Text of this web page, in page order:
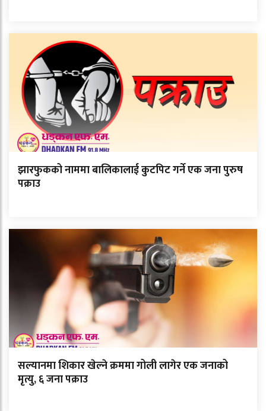
झारफुकको नाममा बालिकालाई कुटपिट गर्ने एक जना पुरुष
पक्राउ
सल्यानमा शिकार खेल्ने क्रममा गोली लागेर एक जनाको
मृत्यु, ६ जना पक्राउ